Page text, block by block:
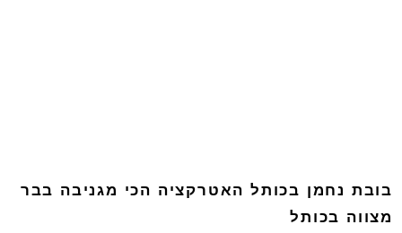
בובת נחמן בכותל האטרקציה הכי מגניבה בבר
מצווה בכותל